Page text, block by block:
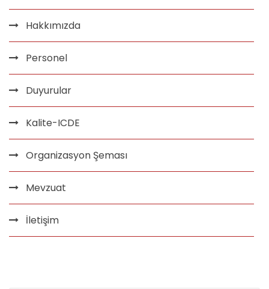
Hakkımızda
Personel
Duyurular
Kalite-ICDE
Organizasyon Şeması
Mevzuat
İletişim